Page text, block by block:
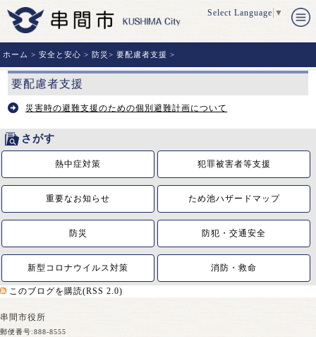
Select Language ▼
ホーム >安全と安心 >防災>要配慮者支援 >
要配慮者支援
災害時の避難支援のための個別避難計画について
さがす
熱中症対策 犯罪被害者等支援
重要なお知らせ ため池ハザードマップ
防災 防犯・交通安全
新型コロナウイルス対策 消防・救命
このブログを購読(RSS 2.0)
串間市役所
郵便番号:888-8555